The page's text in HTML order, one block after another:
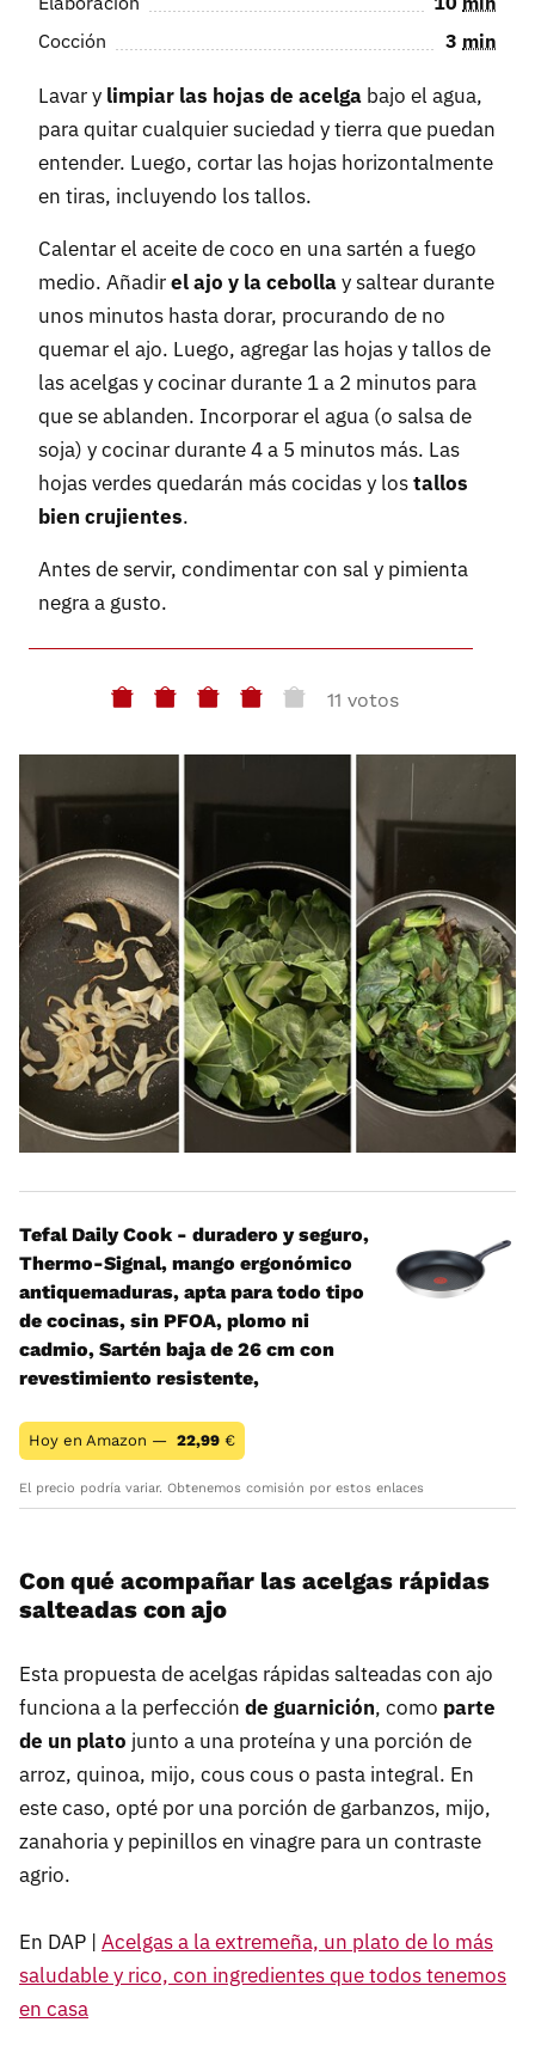
Cocción
3 min
Lavar y limpiar las hojas de acelga bajo el agua,
para quitar cualquier suciedad y tierra que puedan
entender. Luego, cortar las hojas horizontalmente
en tiras, incluyendo los tallos.
Calentar el aceite de coco en una sartén a fuego
medio. Añadirel ajo y la cebollay saltear durante
unos minutos hasta dorar, procurando de no
quemar el ajo. Luego, agregar las hojas y tallos de
las acelgas y cocinar durante 1 a 2 minutos para
que se ablanden. Incorporar el agua (o salsa de
soja) y cocinar durante 4 a 5 minutos más. Las
hojas verdes quedarán más cocidas y lostallos
bien crujientes.
Antes de servir, condimentar con sal y pimienta
negra a gusto.
11 votos
Tefal Daily Cook - duradero y seguro,
Thermo-Signal, mango ergonómico
antiquemaduras, apta para todo tipo
de cocinas, sin PFOA, plomo ni
cadmio, Sartén baja de 26 cm con
revestimiento resistente,
Hoy en Amazon — 22,99 €
El precio podría variar. Obtenemos comisión por estos enlaces
Con qué acompañar las acelgas rápidas
salteadas con ajo
Esta propuesta de acelgas rápidas salteadas con ajo
funciona a la perfección de guarnición, como parte
de un plato junto a una proteína y una porción de
arroz, quinoa, mijo, cous cous o pasta integral. En
este caso, opté por una porción de garbanzos, mijo,
zanahoria y pepinillos en vinagre para un contraste
agrio.
En DAP | Acelgas a la extremeña, un plato de lo más
saludable y rico, con ingredientes que todos tenemos
en casa